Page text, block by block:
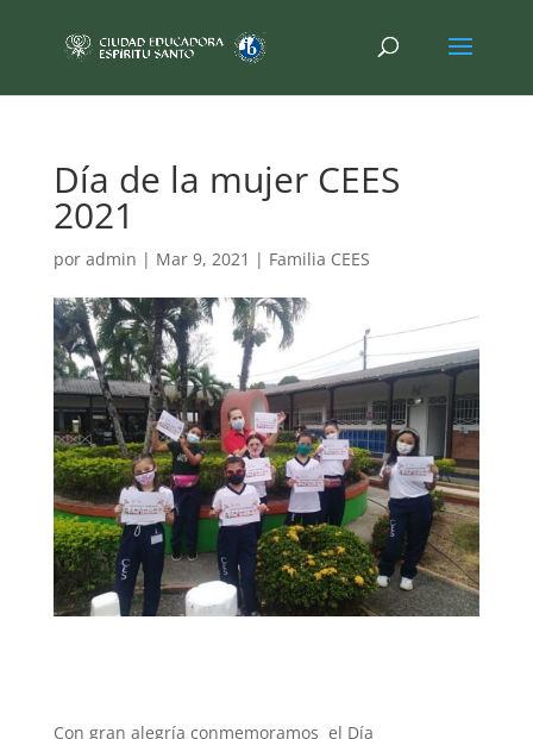
Día de la mujer CEES
2021
por admin | Mar 9, 2021 | Familia CEES
Con gran alegría conmemoramos el Día